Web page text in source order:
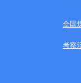
全国
考察